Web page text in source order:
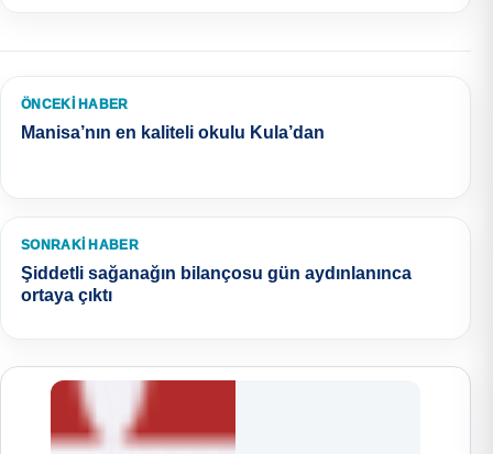
ÖNCEKI HABER
Manisa’nın en kaliteli okulu Kula’dan
SONRAKI HABER
Şiddetli sağanağın bilançosu gün aydınlanınca
ortaya çıktı